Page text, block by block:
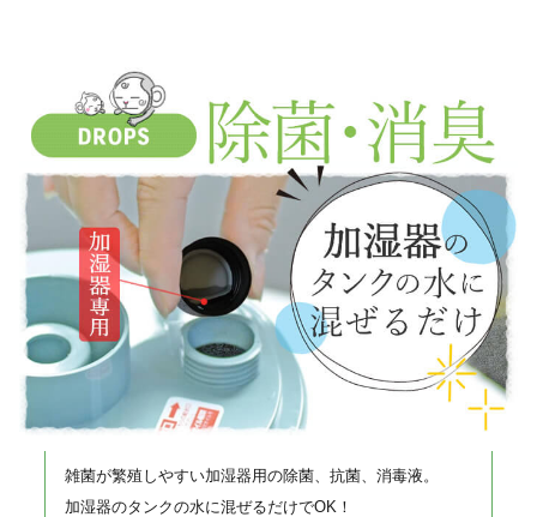
雑菌が繁殖しやすい加湿器用の除菌、抗菌、消毒液。
加湿器のタンクの水に混ぜるだけでOK！